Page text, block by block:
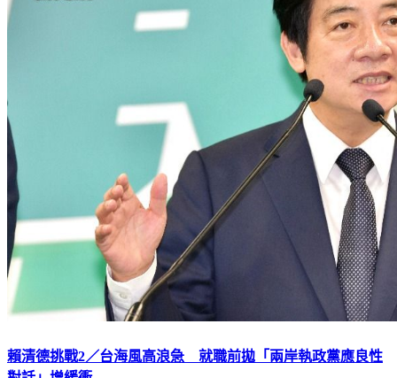
賴清德挑戰2／台海風高浪急 就職前拋「兩岸執政黨應良性